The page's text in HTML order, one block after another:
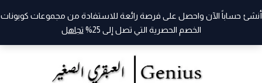
أنشئ حساباً الآن واحصل على فرصة رائعة للاستفادة من مجموعات كوبونات
الخصم الحصرية التي تصل إلى 25%
تجاهل